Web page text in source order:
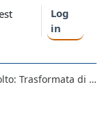
Log
in
Esercizio Svolto: Trasformata di Fourier di un Prodotto di Convoluzione